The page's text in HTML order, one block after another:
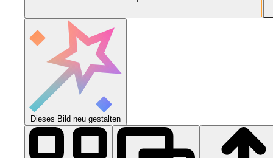
Dieses Bild neu gestalten